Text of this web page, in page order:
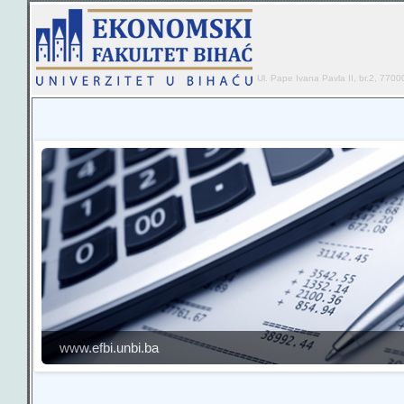
Ul. Pape Ivana Pavla II, br.2,
www.efbi.unbi.ba